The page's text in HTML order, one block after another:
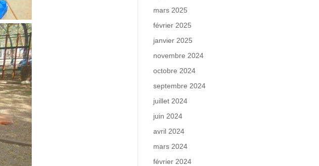
mars 2025
février 2025
janvier 2025
novembre 2024
octobre 2024
septembre 2024
juillet 2024
juin 2024
avril 2024
mars 2024
février 2024